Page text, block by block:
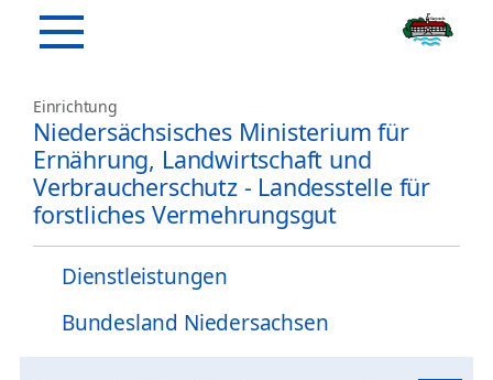
Einrichtung
Niedersächsisches Ministerium für
Ernährung, Landwirtschaft und
Verbraucherschutz - Landesstelle für
forstliches Vermehrungsgut
Dienstleistungen
Bundesland Niedersachsen